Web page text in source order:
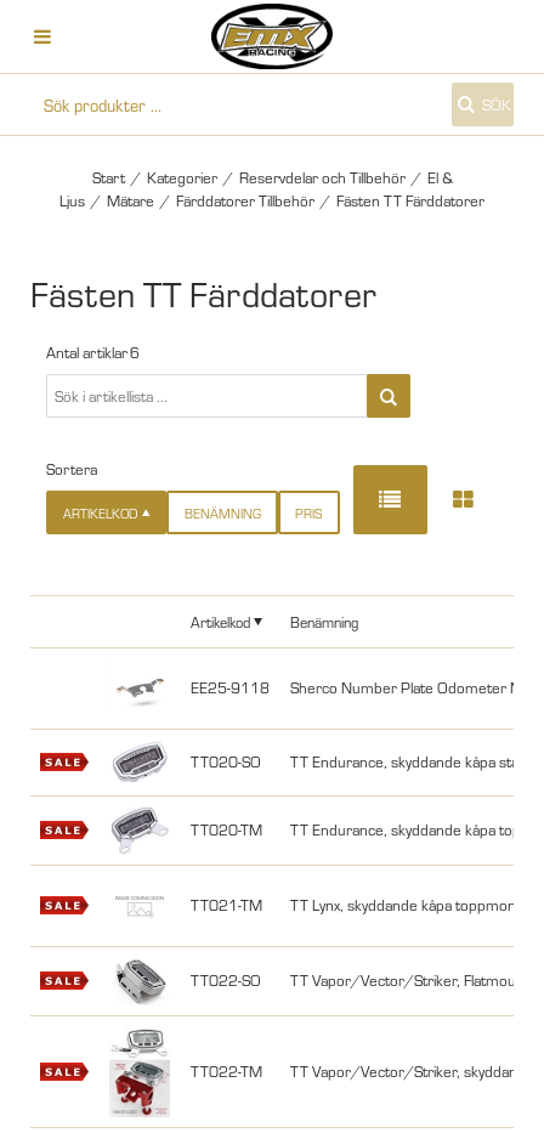
SÖK
Start / Kategorier / Reservdelar och Tillbehör / El &
Ljus / Mätare / Färddatorer Tillbehör / Fästen TT Färddatorer
Fästen TT Färddatorer
Antal artiklar6
Sortera
ARTIKELKOD BENÄMNING PRIS
Artikelkod Benämning
EE25-9118 Sherco Number Plate Odometer
TT020-SO TT Endurance, skyddande kåpa
TT020-TM TT Endurance, skyddande kåpa
TT021-TM TT Lynx, skyddande kåpa
TT022-SO TT Vapor/Vector/Striker, Flatmount
TT022-TM TT Vapor/Vector/Striker, skyddande